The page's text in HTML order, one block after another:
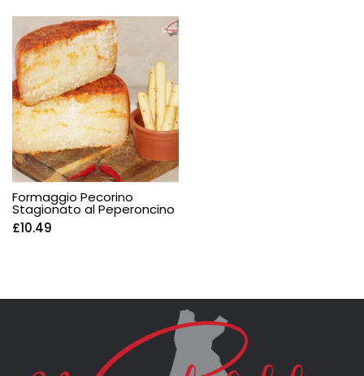
Formaggio Pecorino
Stagionato al Peperoncino
£10.49